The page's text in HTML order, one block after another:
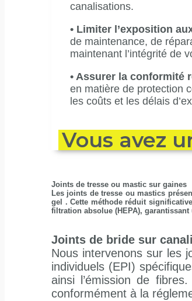
canalisations.
• Limiter l’exposition
de maintenance, de
maintenant l’intégrité de
• Assurer la conformité
en matière de protection
les coûts et les délais
Vous avez
Joints de tresse ou mastic sur gaines
Les joints de tresse ou mastics
gel . Cette méthode réduit
filtration absolue (HEPA),
Joints de bride sur
Nous intervenons sur les
individuels (EPI)
ainsi l’émission de
conformément à la